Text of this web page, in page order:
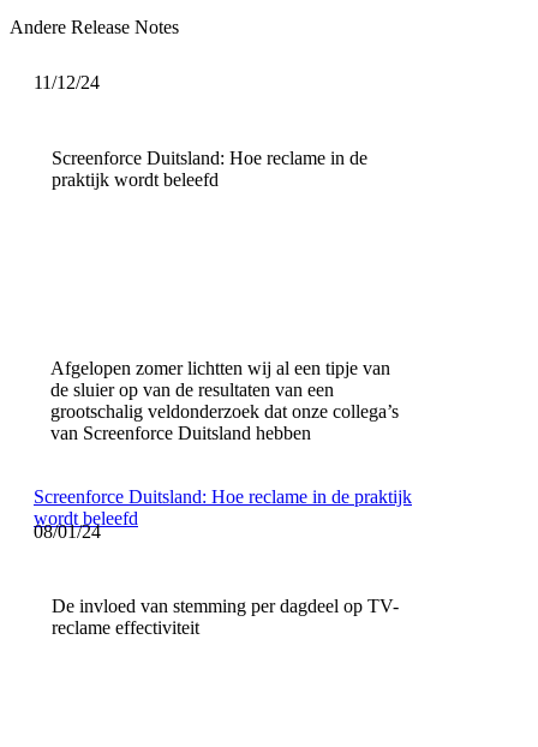
Andere Release Notes
11/12/24
Screenforce Duitsland: Hoe reclame in de
praktijk wordt beleefd
Afgelopen zomer lichtten wij al een tipje van
de sluier op van de resultaten van een
grootschalig veldonderzoek dat onze collega’s
van Screenforce Duitsland hebben
Screenforce Duitsland: Hoe reclame in de praktijk
wordt beleefd
08/01/24
De invloed van stemming per dagdeel op TV-
reclame effectiviteit